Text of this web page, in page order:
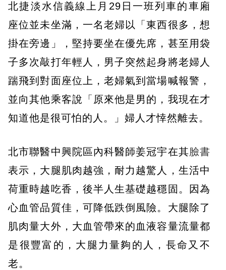
北捷淡水信義線上月29日一班列車的車廂
座位並未坐滿，一名老婦以「東西很多，想
掛在旁邊」，堅持要坐在優先席，甚至用袋
子多次敲打年輕人，男子突然起身將老婦人
踹飛到對面座位上，老婦氣到當場喊報警，
並向其他乘客說「原來他是男的，我現在才
知道他是很可怕的人。」婦人才悻然離去。
北市聯醫中興院區內科醫師姜冠宇在其臉書
表示，大腿肌肉越強，耐力越驚人，生活中
荷重時越吃香，後半人生基礎越穩固。因為
心血管品質佳，可降低跌倒風險。大腿除了
肌肉量大外，大血管帶來的血液容量流量都
是很豐富的，大腿力量夠的人，長命又不
老。